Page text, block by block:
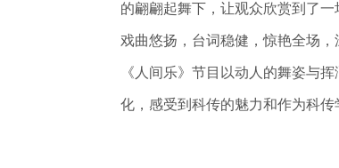
的翩翩起舞下，让观众欣赏到了
戏曲悠扬，台词稳健，惊艳全场
《人间乐》节目以动人的舞姿与
化，感受到科传的魅力和作为科